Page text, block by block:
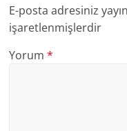
E-posta adresiniz
işaretlenmişlerdir
Yorum*